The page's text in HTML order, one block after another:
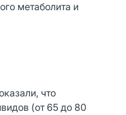
метаболита и
что
(от 65 до 80